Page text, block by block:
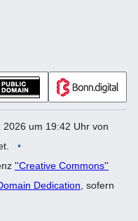
um 19:42 Uhr von
''Creative Commons''
Dedication , sofern